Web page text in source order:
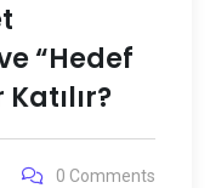
“Hedef
0 Comments